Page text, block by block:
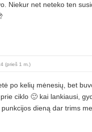
Niekur net neteko ten
(prieš 1 m.)
po kelių mėnesių, bet
ciklo 🙂 kai lankiausi,
dieną dar trims